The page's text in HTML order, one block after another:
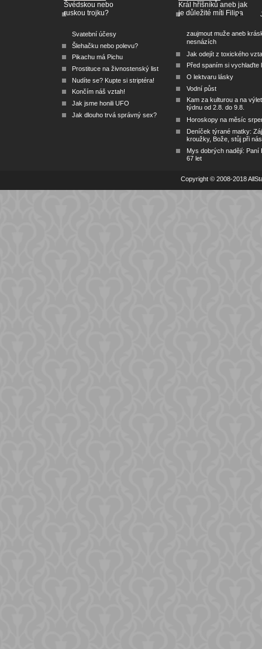
Švédskou nebo
ruskou trojku?
Svatební účesy
Šlehačku nebo polevu?
Pikachu má Pichu
Prostituce na živnostenský list
Nudíte se? Kupte si striptéra!
Končím náš vztah!
Jak jsme honili UFO
Jak dlouho trvá správný sex?
Král hříšníků aneb jak
je důležité míti Filipa
zaujmout muže aneb
nesnázích
Jak odejít z toxického
Před spaním si vychlaďte
O lektvaru lásky
Vodní půst
Kam za kulturou a na
týdnu od 2.8. do 9.8.
Horoskopy na měsíc
Deníček týrané matky:
kroužky, Bože, stůj při nás
Mys dobrých nadějí: Paní
67 let
Copyright © 2008-2018